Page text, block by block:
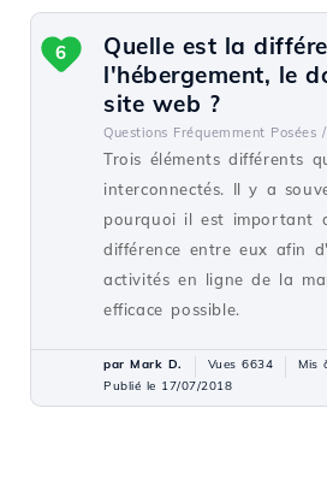
Quelle est la
l'hébergement, le
site web ?
Questions Fréquemment Posées /
Trois éléments différents
interconnectés. Il y a
pourquoi il est important
différence entre eux afin
activités en ligne de la
efficace possible.
6
par Mark D. Vues 6634
Mis
Publié le 17/07/2018